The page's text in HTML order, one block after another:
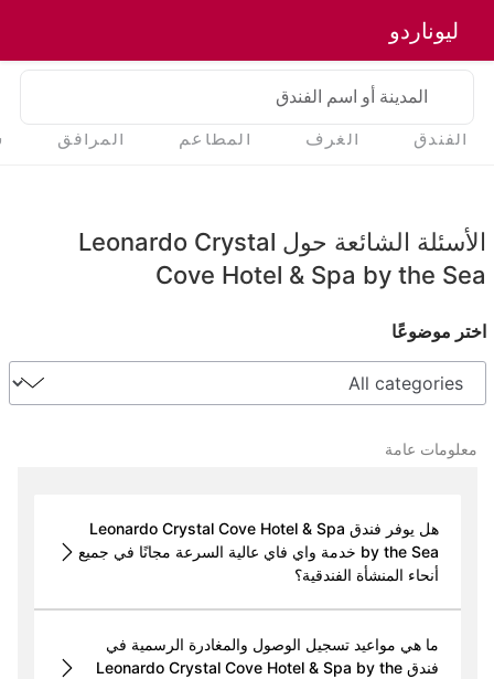
ليوناردو
المدينة أو اسم الفندق
الفندق الغرف المطاعم المرافق
الأسئلة الشائعة حول Leonardo Crystal
Cove Hotel & Spa by the Sea
اختر موضوعًا
معلومات عامة
هل يوفر فندق Leonardo Crystal Cove Hotel & Spa
by the Sea خدمة واي فاي عالية السرعة مجانًا في جميع
أنحاء المنشأة الفندقية؟
ما هي مواعيد تسجيل الوصول والمغادرة الرسمية في
فندق Leonardo Crystal Cove Hotel & Spa by the